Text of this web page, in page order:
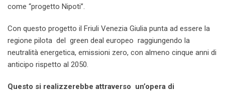
come “progetto Nipoti”.
Con questo progetto il Friuli Venezia Giulia punta ad essere la
regione pilota del green deal europeo raggiungendo la
neutralità energetica, emissioni zero, con almeno cinque anni di
anticipo rispetto al 2050.
Questo si realizzerebbe attraverso un’opera di